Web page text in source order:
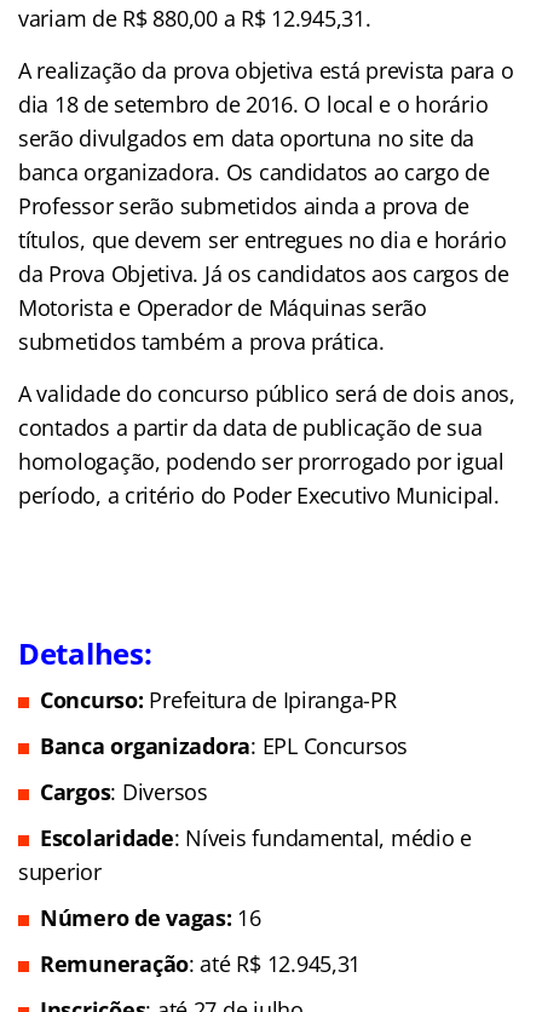
variam de R$ 880,00 a R$ 12.945,31.
A realização da prova objetiva está prevista para o
dia 18 de setembro de 2016. O local e o horário
serão divulgados em data oportuna no site da
banca organizadora. Os candidatos ao cargo de
Professor serão submetidos ainda a prova de
títulos, que devem ser entregues no dia e horário
da Prova Objetiva. Já os candidatos aos cargos de
Motorista e Operador de Máquinas serão
submetidos também a prova prática.
A validade do concurso público será de dois anos,
contados a partir da data de publicação de sua
homologação, podendo ser prorrogado por igual
período, a critério do Poder Executivo Municipal.
Detalhes:
Concurso: Prefeitura de Ipiranga-PR
Banca organizadora: EPL Concursos
Cargos: Diversos
Escolaridade: Níveis fundamental, médio e
superior
Número de vagas: 16
Remuneração: até R$ 12.945,31